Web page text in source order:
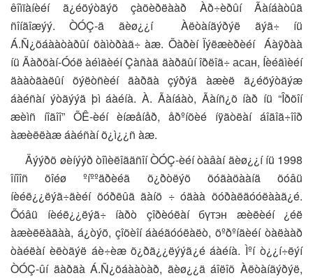
êîìïàíèéí ã¿éöýòãýõ çàõèðëààð Àð÷èðûí Ãàíáàòûã
ñîíãîæýý. ÒÓÇ-ä ãèø¿¿í Àëòàíãýðýë ãýã÷ íü
Á.Ñ¿õáààòàðûí õàìòðàã÷ àæ. Õàðèí Ïýëæèðèéí Áàÿðàà
íü Äàðõàí-Óóë àéìãèéí Çàñàã äàðãûí îðëîã÷ асан, Íèéãìèéí
äààòãàëûí õýëòñèéí äàðãà çýðýã àæèë ã¿éöýòãýæ
áàéñàí ýòãýýä þì áàéíà. À. Ãàíáàò, Ãàíñ¿õ íàð íü “Îðõîí
æèìñ íîãîî” ÕÊ-èéí èíæåíåð, åðºíõèé íÿãòëàí áîäîã÷îîð
àæèëëàæ áàéñàí õ¿ì¿¿ñ àæ.
Äýýðõ øèíýýð òîìèëîãäñîí ÒÓÇ-èéí òàâàí ãèø¿¿í íü 1998
îíîîñ õîéø ºíººäðèéã õ¿ðòëýõ õóãàöààíä õóâü
íèéë¿¿ëýã÷äèéí õóðëûã ãàíö ÷ óäàà õóðàëäóóëààã¿é.
Õóâü íèéë¿¿ëýã÷ íàðò çîðèóëàí бүтэн æèëèéí ¿éë
àæèëëàãàà, á¿òýö, çîõèîí áàéãóóëàëò, õºðºíãèéí òàëààð
òàéëàí èëòãýë áè÷èæ õ¿ðã¿¿ëýýã¿é áàéíà. Ìºí ò¿¿í÷ëýí
ÒÓÇ-ûí äàðãà Á.Ñ¿õáààòàð, ãèø¿¿ä áîëîõ Àëòàíãýðýë,